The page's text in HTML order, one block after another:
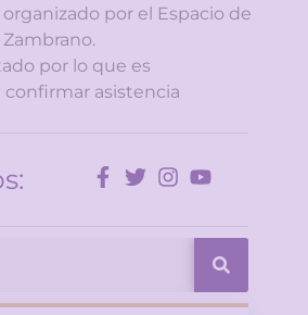
por el Espacio de
por lo que es
asistencia